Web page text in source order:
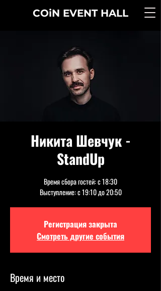
COiN EVENT HALL
Никита Шевчук -
StandUp
Время сбора гостей: с 18:30
Выступление: с 19:10 до 20:50
Регистрация закрыта
Смотреть другие события
Время и место